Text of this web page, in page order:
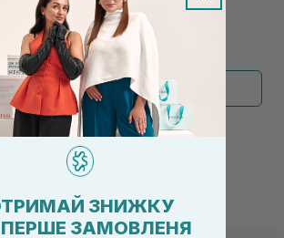
очистки
соком
2 200₴
Показать больше
1 2
ЗНИЖКУ
ЗАМОВЛЕНЯ